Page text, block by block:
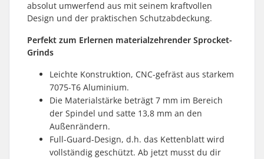
absolut umwerfend aus mit seinem kraftvollen
Design und der praktischen Schutzabdeckung.
Perfekt zum Erlernen materialzehrender Sprocket-
Grinds
Leichte Konstruktion, CNC-gefräst aus starkem
7075-T6 Aluminium.
Die Materialstärke beträgt 7 mm im Bereich
der Spindel und satte 13,8 mm an den
Außenrändern.
Full-Guard-Design, d.h. das Kettenblatt wird
vollständig geschützt. Ab jetzt musst du dir